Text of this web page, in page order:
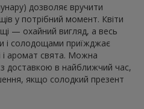
дозволяє вручити
у потрібний момент. Квіти
— охайний вигляд, а весь
і солодощами приїжджає
і аромат свята. Можна
доставкою в найближчий час,
якщо солодкий презент